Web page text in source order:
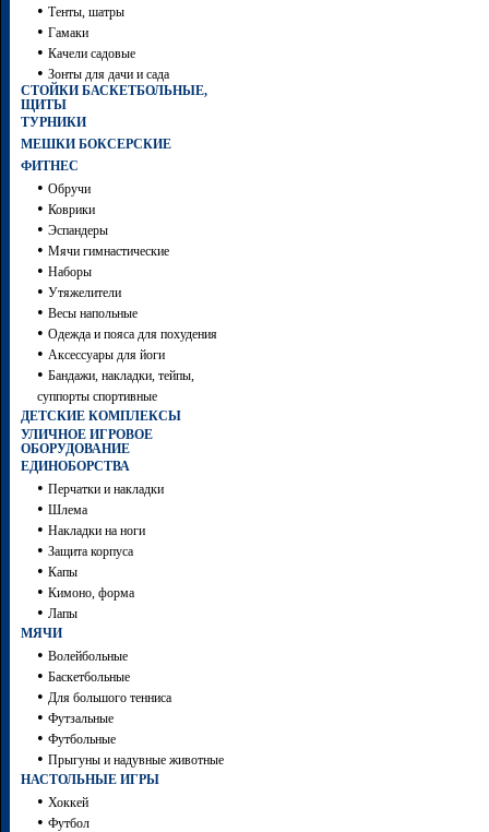
• Тенты, шатры
• Гамаки
• Качели садовые
• Зонты для дачи и сада
СТОЙКИ БАСКЕТБОЛЬНЫЕ,
ЩИТЫ
ТУРНИКИ
МЕШКИ БОКСЕРСКИЕ
ФИТНЕС
• Обручи
• Коврики
• Эспандеры
• Мячи гимнастические
• Наборы
• Утяжелители
• Весы напольные
• Одежда и пояса для похудения
• Аксессуары для йоги
• Бандажи, накладки, тейпы,
суппорты спортивные
ДЕТСКИЕ КОМПЛЕКСЫ
УЛИЧНОЕ ИГРОВОЕ
ОБОРУДОВАНИЕ
ЕДИНОБОРСТВА
• Перчатки и накладки
• Шлема
• Накладки на ноги
• Защита корпуса
• Капы
• Кимоно, форма
• Лапы
МЯЧИ
• Волейбольные
• Баскетбольные
• Для большого тенниса
• Футзальные
• Футбольные
• Прыгуны и надувные животные
НАСТОЛЬНЫЕ ИГРЫ
• Хоккей
• Футбол